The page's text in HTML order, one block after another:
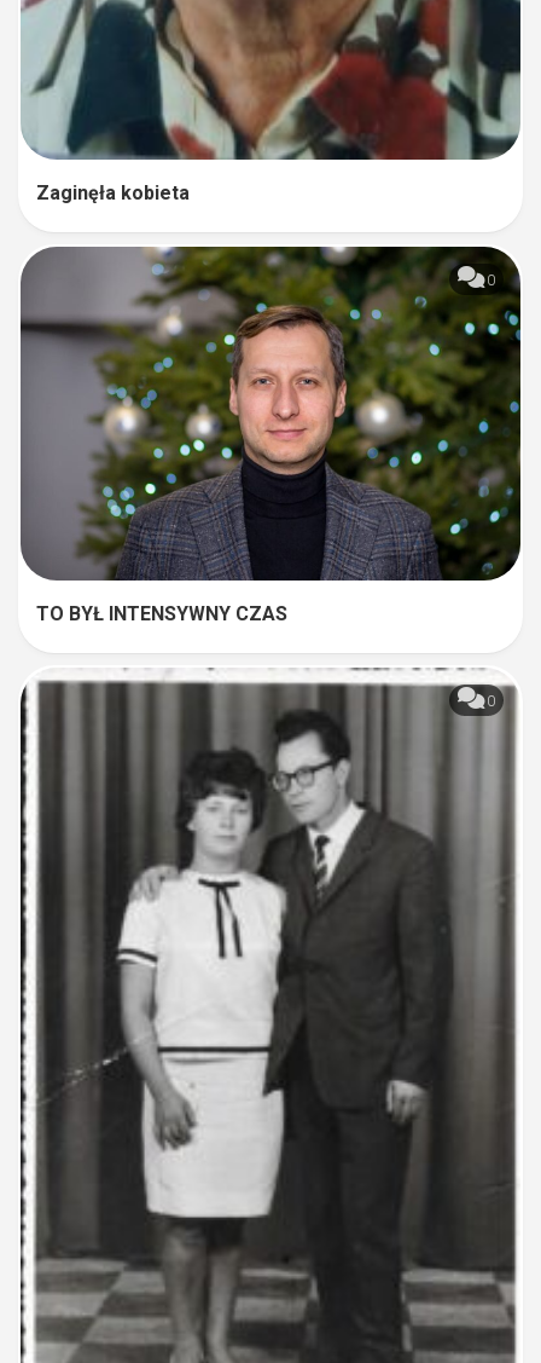
Zaginęła kobieta
0
TO BYŁ INTENSYWNY CZAS
0